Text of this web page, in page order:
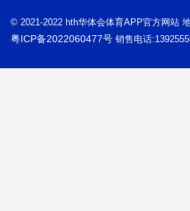
© 2021-2022 hth华体会体育APP官方网站
粤ICP备2022060477号 销售电话